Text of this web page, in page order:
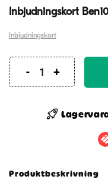
Inbjudningskort
Inbjudningskort
Inbjudningskort
20-
pack
Produktbeskrivning